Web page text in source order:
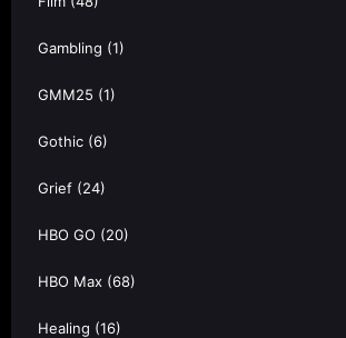
Gambling (1)
GMM25 (1)
Gothic (6)
Grief (24)
HBO GO (20)
HBO Max (68)
Healing (16)